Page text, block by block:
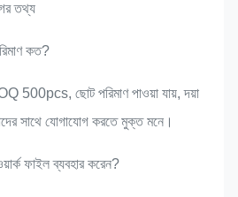
তথ্য
কত?
500pcs, ছোট পরিমাণ পাওয়া যায়, দয়া
সাথে যোগাযোগ করতে মুক্ত মনে।
ফাইল ব্যবহার করেন?